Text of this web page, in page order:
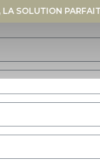
PARFAITE. →